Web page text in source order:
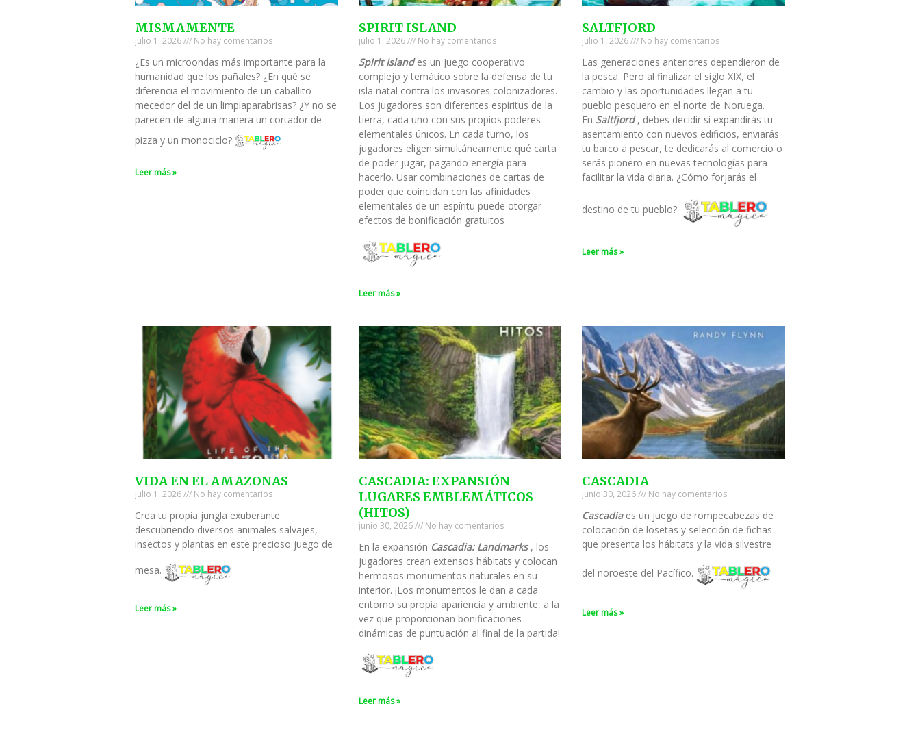
MISMAMENTE
julio 1, 2026 No hay comentarios
¿Es un microondas más importante para la
humanidad que los pañales? ¿En qué se
diferencia el movimiento de un caballito
mecedor del de un limpiaparabrisas? ¿Y no se
parecen de alguna manera un cortador de
pizza y un monociclo?
Leer más »
SPIRIT ISLAND
julio 1, 2026 No hay comentarios
Spirit Islandes un juego cooperativo
complejo y temático sobre la defensa de tu
isla natal contra los invasores colonizadores.
Los jugadores son diferentes espíritus de la
tierra, cada uno con sus propios poderes
elementales únicos. En cada turno, los
jugadores eligen simultáneamente qué carta
de poder jugar, pagando energía para
hacerlo. Usar combinaciones de cartas de
poder que coincidan con las afinidades
elementales de un espíritu puede otorgar
efectos de bonificación gratuitos
Leer más »
SALTFJORD
julio 1, 2026 No hay comentarios
Las generaciones anteriores dependieron de
la pesca. Pero al finalizar el siglo XIX, el
cambio y las oportunidades llegan a tu
pueblo pesquero en el norte de Noruega.
En Saltfjord, debes decidir si expandirás tu
asentamiento con nuevos edificios, enviarás
tu barco a pescar, te dedicarás al comercio o
serás pionero en nuevas tecnologías para
facilitar la vida diaria. ¿Cómo forjarás el
destino de tu pueblo?
Leer más »
VIDA EN EL AMAZONAS
julio 1, 2026 No hay comentarios
Crea tu propia jungla exuberante
descubriendo diversos animales salvajes,
insectos y plantas en este precioso juego de
mesa.
Leer más »
CASCADIA: EXPANSIÓN
LUGARES EMBLEMÁTICOS
(HITOS)
junio 30, 2026 No hay comentarios
En la expansión Cascadia: Landmarks, los
jugadores crean extensos hábitats y colocan
hermosos monumentos naturales en su
interior. ¡Los monumentos le dan a cada
entorno su propia apariencia y ambiente, a la
vez que proporcionan bonificaciones
dinámicas de puntuación al final de la partida!
Leer más »
CASCADIA
junio 30, 2026 No hay comentarios
Cascadiaes un juego de rompecabezas de
colocación de losetas y selección de fichas
que presenta los hábitats y la vida silvestre
del noroeste del Pacífico.
Leer más »